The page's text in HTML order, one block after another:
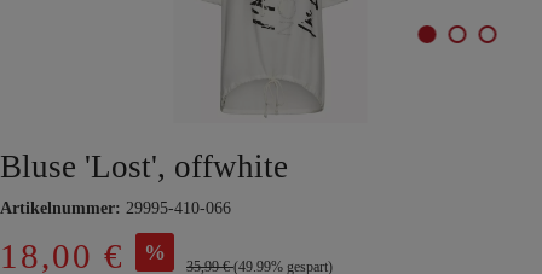
Bluse 'Lost', offwhite
Artikelnummer: 29995-410-066
18,00 € %
35,99 €(49.99% gespart)